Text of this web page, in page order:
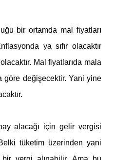
bir ortamda mal fiyatları
ya sıfır olacaktır
Mal fiyatlarıda mala
göre değişecektir. Yani yine
alacağı için gelir vergisi
tüketim üzerinden yani